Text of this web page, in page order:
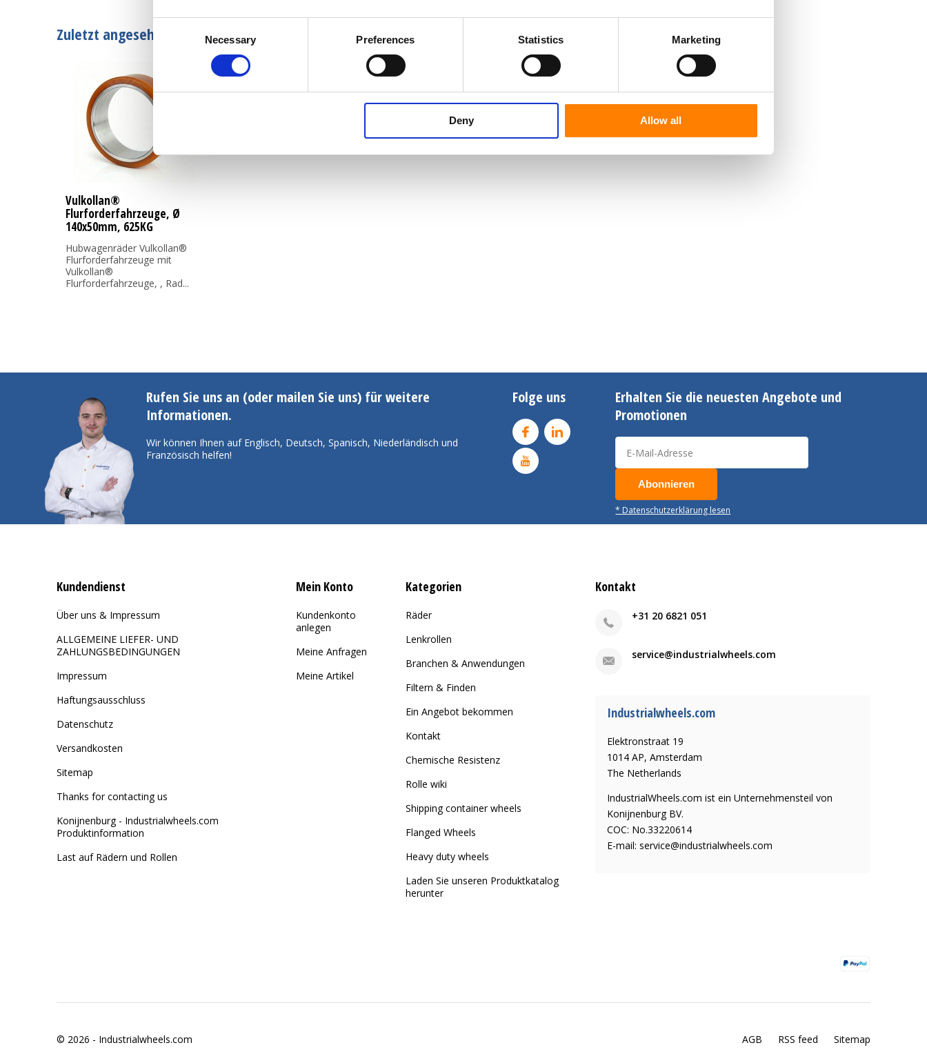
Selection
Necessary Preferences Statistics Marketing
Deny Allow all
Zuletzt angesehen
Vulkollan®
Flurforderfahrzeuge, Ø
140x50mm, 625KG
Hubwagenräder Vulkollan®
Flurforderfahrzeuge mit
Vulkollan®
Flurforderfahrzeuge, , Rad...
Rufen Sie uns an (oder mailen Sie uns) für weitere
Informationen.
Wir können Ihnen auf Englisch, Deutsch, Spanisch, Niederländisch und
Französisch helfen!
Folge uns
Erhalten Sie die neuesten Angebote und
Promotionen
Abonnieren
* Datenschutzerklärung lesen
Kundendienst
Über uns & Impressum
ALLGEMEINE LIEFER- UND
ZAHLUNGSBEDINGUNGEN
Impressum
Haftungsausschluss
Datenschutz
Versandkosten
Sitemap
Thanks for contacting us
Konijnenburg - Industrialwheels.com
Produktinformation
Last auf Rädern und Rollen
Mein Konto
Kundenkonto
anlegen
Meine Anfragen
Meine Artikel
Kategorien
Räder
Lenkrollen
Branchen & Anwendungen
Filtern & Finden
Ein Angebot bekommen
Kontakt
Chemische Resistenz
Rolle wiki
Shipping container wheels
Flanged Wheels
Heavy duty wheels
Laden Sie unseren Produktkatalog
herunter
Kontakt
+31 20 6821 051
service@industrialwheels.com
Industrialwheels.com
Elektronstraat 19
1014 AP, Amsterdam
The Netherlands
IndustrialWheels.com ist ein Unternehmensteil von
Konijnenburg BV.
COC: No.33220614
E-mail:service@industrialwheels.com
© 2026 - Industrialwheels.com AGB RSS feed Sitemap